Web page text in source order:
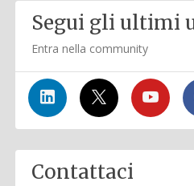
Segui gli ultimi
Entra nella community
Contattaci